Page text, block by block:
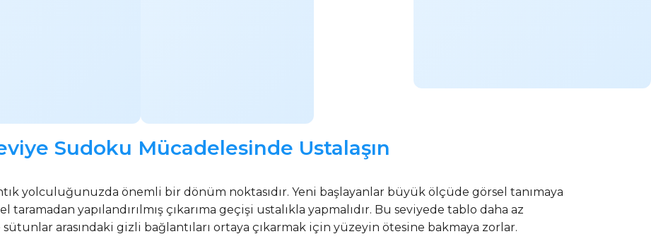
Sudoku Mücadelesinde Ustalaşın
yolculuğunuzda önemli bir dönüm noktasıdır. Yeni başlayanlar büyük ölçüde görsel tanımaya
yapılandırılmış çıkarıma geçişi ustalıkla yapmalıdır. Bu seviyede tablo daha az
sütunlar arasındaki gizli bağlantıları ortaya çıkarmak için yüzeyin ötesine bakmaya zorlar.